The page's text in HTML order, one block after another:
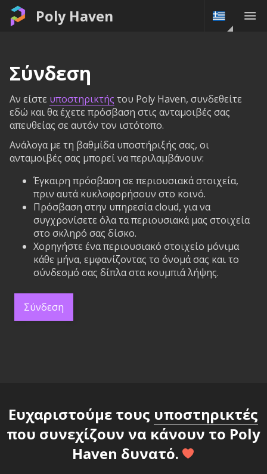
Poly Haven
Σύνδεση
Αν είστε υποστηρικτής του Poly Haven, συνδεθείτε
εδώ και θα έχετε πρόσβαση στις ανταμοιβές σας
απευθείας σε αυτόν τον ιστότοπο.
Ανάλογα με τη βαθμίδα υποστήριξής σας, οι
ανταμοιβές σας μπορεί να περιλαμβάνουν:
Έγκαιρη πρόσβαση σε περιουσιακά στοιχεία,
πριν αυτά κυκλοφορήσουν στο κοινό.
Πρόσβαση στην υπηρεσία cloud, για να
συγχρονίσετε όλα τα περιουσιακά μας στοιχεία
στο σκληρό σας δίσκο.
Χορηγήστε ένα περιουσιακό στοιχείο μόνιμα
κάθε μήνα, εμφανίζοντας το όνομά σας και το
σύνδεσμό σας δίπλα στα κουμπιά λήψης.
Σύνδεση
Ευχαριστούμε τους υποστηρικτές
που συνεχίζουν να κάνουν το Poly
Haven δυνατό.